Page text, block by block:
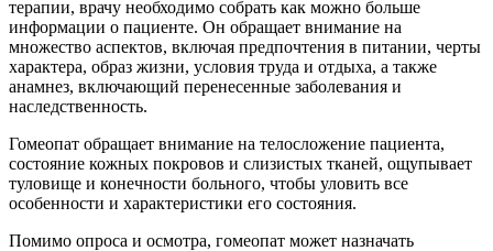
терапии, врачу необходимо собрать как можно больше
информации о пациенте. Он обращает внимание на
множество аспектов, включая предпочтения в питании, черты
характера, образ жизни, условия труда и отдыха, а также
анамнез, включающий перенесенные заболевания и
наследственность.
Гомеопат обращает внимание на телосложение пациента,
состояние кожных покровов и слизистых тканей, ощупывает
туловище и конечности больного, чтобы уловить все
особенности и характеристики его состояния.
Помимо опроса и осмотра, гомеопат может назначать